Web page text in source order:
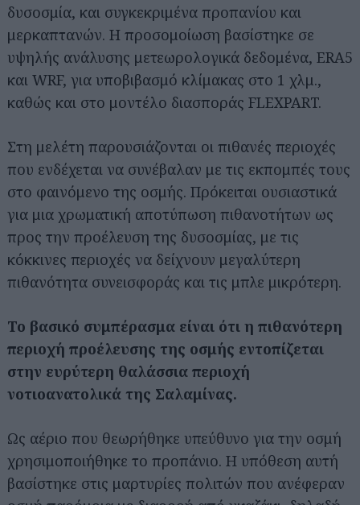
δυσοσμία, και συγκεκριμένα προπανίου και
μερκαπτανών. Η προσομοίωση βασίστηκε σε
υψηλής ανάλυσης μετεωρολογικά δεδομένα, ERA5
και WRF, για υποβιβασμό κλίμακας στο 1 χλμ.,
καθώς και στο μοντέλο διασποράς FLEXPART.
Στη μελέτη παρουσιάζονται οι πιθανές περιοχές
που ενδέχεται να συνέβαλαν με τις εκπομπές τους
στο φαινόμενο της οσμής. Πρόκειται ουσιαστικά
για μια χρωματική αποτύπωση πιθανοτήτων ως
προς την προέλευση της δυσοσμίας, με τις
κόκκινες περιοχές να δείχνουν μεγαλύτερη
πιθανότητα συνεισφοράς και τις μπλε μικρότερη.
Το βασικό συμπέρασμα είναι ότι η πιθανότερη
περιοχή προέλευσης της οσμής εντοπίζεται
στην ευρύτερη θαλάσσια περιοχή
νοτιοανατολικά της Σαλαμίνας.
Ως αέριο που θεωρήθηκε υπεύθυνο για την οσμή
χρησιμοποιήθηκε το προπάνιο. Η υπόθεση αυτή
βασίστηκε στις μαρτυρίες πολιτών που ανέφεραν